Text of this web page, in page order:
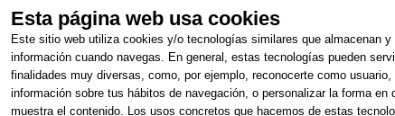
Esta página web usa cookies
Este sitio web utiliza cookies y/o tecnologías similares que almacenan y
información cuando navegas. En general, estas tecnologías pueden
finalidades muy diversas, como, por ejemplo, reconocerte como usuario,
información sobre tus hábitos de navegación, o personalizar la forma en
muestra el contenido. Los usos concretos que hacemos de estas